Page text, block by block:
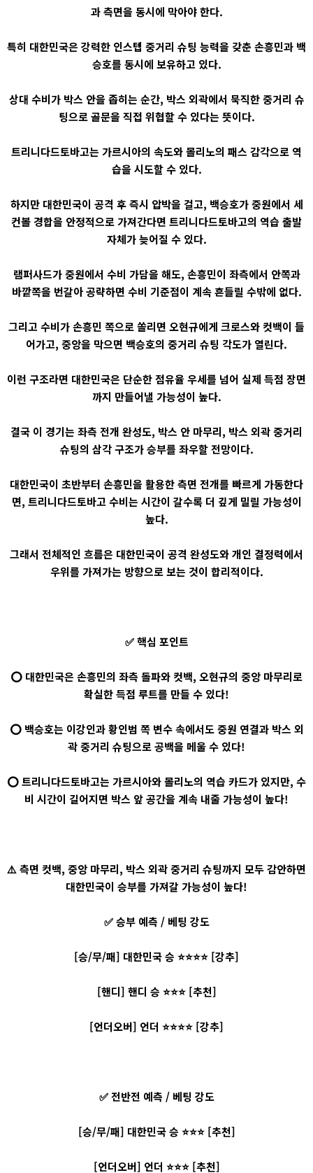
과 측면을 동시에 막아야 한다.
특히 대한민국은 강력한 인스텝 중거리 슈팅 능력을 갖춘 손흥민과 백
승호를 동시에 보유하고 있다.
상대 수비가 박스 안을 좁히는 순간, 박스 외곽에서 묵직한 중거리 슈
팅으로 골문을 직접 위협할 수 있다는 뜻이다.
트리니다드토바고는 가르시아의 속도와 몰리노의 패스 감각으로 역
습을 시도할 수 있다.
하지만 대한민국이 공격 후 즉시 압박을 걸고, 백승호가 중원에서 세
컨볼 경합을 안정적으로 가져간다면 트리니다드토바고의 역습 출발
자체가 늦어질 수 있다.
램퍼사드가 중원에서 수비 가담을 해도, 손흥민이 좌측에서 안쪽과
바깥쪽을 번갈아 공략하면 수비 기준점이 계속 흔들릴 수밖에 없다.
그리고 수비가 손흥민 쪽으로 쏠리면 오현규에게 크로스와 컷백이 들
어가고, 중앙을 막으면 백승호의 중거리 슈팅 각도가 열린다.
이런 구조라면 대한민국은 단순한 점유율 우세를 넘어 실제 득점 장면
까지 만들어낼 가능성이 높다.
결국 이 경기는 좌측 전개 완성도, 박스 안 마무리, 박스 외곽 중거리
슈팅의 삼각 구조가 승부를 좌우할 전망이다.
대한민국이 초반부터 손흥민을 활용한 측면 전개를 빠르게 가동한다
면, 트리니다드토바고 수비는 시간이 갈수록 더 깊게 밀릴 가능성이
높다.
그래서 전체적인 흐름은 대한민국이 공격 완성도와 개인 결정력에서
우위를 가져가는 방향으로 보는 것이 합리적이다.
✅ 핵심 포인트
⭕ 대한민국은 손흥민의 좌측 돌파와 컷백, 오현규의 중앙 마무리로
확실한 득점 루트를 만들 수 있다!
⭕ 백승호는 이강인과 황인범 쪽 변수 속에서도 중원 연결과 박스 외
곽 중거리 슈팅으로 공백을 메울 수 있다!
⭕ 트리니다드토바고는 가르시아와 몰리노의 역습 카드가 있지만, 수
비 시간이 길어지면 박스 앞 공간을 계속 내줄 가능성이 높다!
⚠️ 측면 컷백, 중앙 마무리, 박스 외곽 중거리 슈팅까지 모두 감안하면
대한민국이 승부를 가져갈 가능성이 높다!
✅ 승부 예측 / 베팅 강도
[승/무/패] 대한민국 승 ⭐⭐⭐⭐ [강추]
[핸디] 핸디 승 ⭐⭐⭐ [추천]
[언더오버] 언더 ⭐⭐⭐⭐ [강추]
✅ 전반전 예측 / 베팅 강도
[승/무/패] 대한민국 승 ⭐⭐⭐ [추천]
[언더오버] 언더 ⭐⭐⭐ [추천]